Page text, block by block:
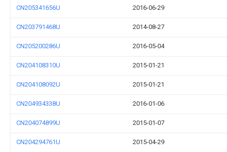
CN205341656U 2016-06-29
CN203791468U 2014-08-27
CN205200286U 2016-05-04
CN204108310U 2015-01-21
CN204108092U 2015-01-21
CN204934338U 2016-01-06
CN204074899U 2015-01-07
CN204294761U 2015-04-29